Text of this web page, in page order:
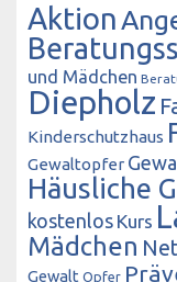
Aktion
und Mädchen
Diepholz
Kinderschutzhaus
Gewaltopfer
Häusliche
kostenlos Kurs
Mädchen
Gewalt Opfer